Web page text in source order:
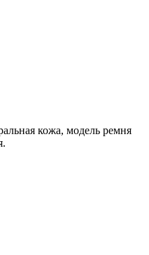
кожа, модель ремня